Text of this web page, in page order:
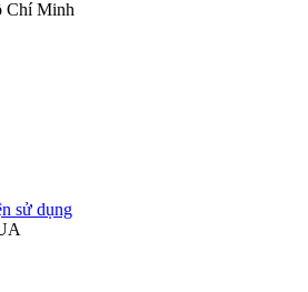
Chí Minh
sử dụng